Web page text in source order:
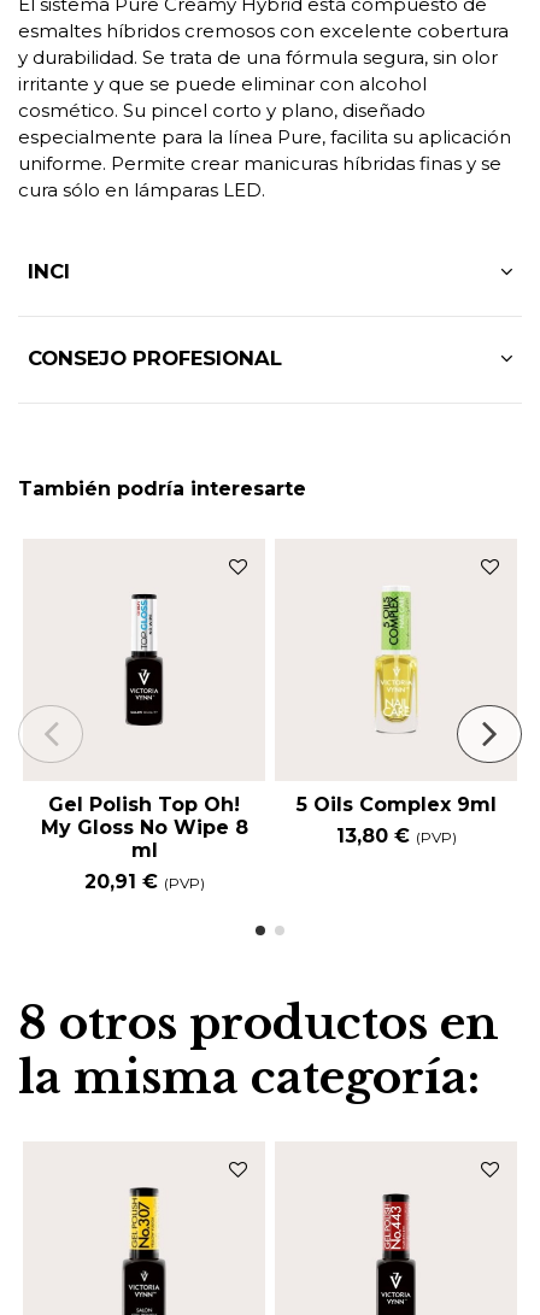
esmaltes híbridos cremosos con excelente cobertura
y durabilidad. Se trata de una fórmula segura, sin olor
irritante y que se puede eliminar con alcohol
cosmético. Su pincel corto y plano, diseñado
especialmente para la línea Pure, facilita su aplicación
uniforme. Permite crear manicuras híbridas finas y se
cura sólo en lámparas LED.
INCI
CONSEJO PROFESIONAL
También podría interesarte
Gel Polish Top Oh!
My Gloss No Wipe 8
ml
20,91 € (PVP)
5 Oils Complex 9ml
13,80 € (PVP)
8 otros productos en
la misma categoría: